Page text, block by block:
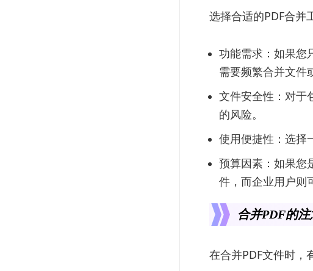
选择合适的PDF合并
功能需求：如果您
需要频繁合并文件
文件安全性：对于
的风险。
使用便捷性：选择
预算因素：如果您
件，而企业用户则
合并PDF的
在合并PDF文件时，